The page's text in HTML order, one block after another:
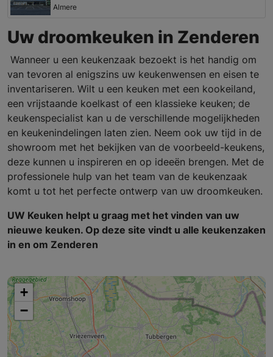
Almere
Uw droomkeuken in Zenderen
Wanneer u een keukenzaak bezoekt is het handig om
van tevoren al enigszins uw keukenwensen en eisen te
inventariseren. Wilt u een keuken met een kookeiland,
een vrijstaande koelkast of een klassieke keuken; de
keukenspecialist kan u de verschillende mogelijkheden
en keukenindelingen laten zien. Neem ook uw tijd in de
showroom met het bekijken van de voorbeeld-keukens,
deze kunnen u inspireren en op ideeën brengen. Met de
professionele hulp van het team van de keukenzaak
komt u tot het perfecte ontwerp van uw droomkeuken.
UW Keuken helpt u graag met het vinden van uw
nieuwe keuken. Op deze site vindt u alle keukenzaken
in en om Zenderen
+
−